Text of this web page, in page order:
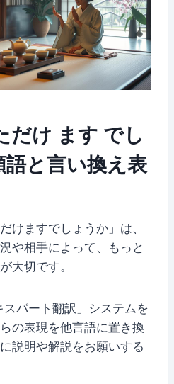
だけ ます でし
語と言い換え表
けますでしょうか」は、
や相手によって、もっと
大切です。
パート翻訳」システムを
の表現を他言語に置き換
説明や解説をお願いする